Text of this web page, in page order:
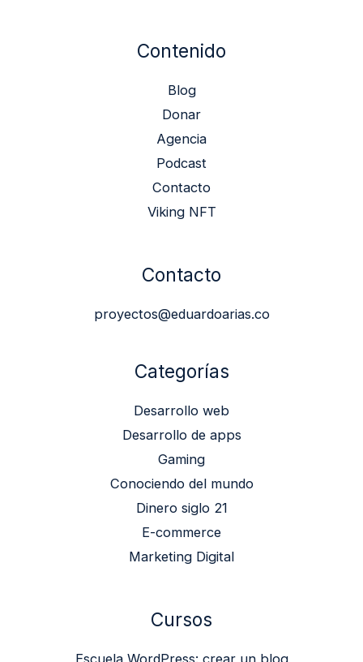
Contenido
Blog
Donar
Agencia
Podcast
Contacto
Viking NFT
Contacto
proyectos@eduardoarias.co
Categorías
Desarrollo web
Desarrollo de apps
Gaming
Conociendo del mundo
Dinero siglo 21
E-commerce
Marketing Digital
Cursos
Escuela WordPress: crear un blog